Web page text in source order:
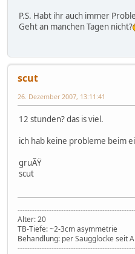
P.S. Habt ihr auch immer
Geht an manchen Tagen nicht?
scut
26. Dezember 2007, 13:11:41
12 stunden? das is viel.
ich hab keine probleme beim
gruÃŸ
scut
Alter: 20
TB-Tiefe: ~2-3cm asymmetrie
Behandlung: per Saugglocke seit